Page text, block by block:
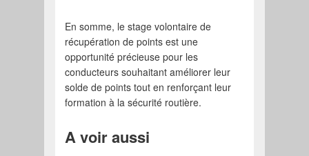
En somme, le stage volontaire de
récupération de points est une
opportunité précieuse pour les
conducteurs souhaitant améliorer leur
solde de points tout en renforçant leur
formation à la sécurité routière.
A voir aussi